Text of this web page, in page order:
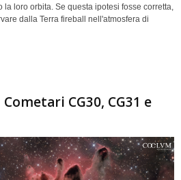
loro orbita. Se questa ipotesi fosse corretta,
dalla Terra fireball nell'atmosfera di
CG30, CG31 e